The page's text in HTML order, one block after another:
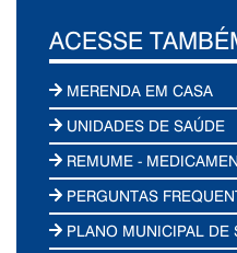
ACESSE
MERENDA EM CASA
UNIDADES DE SAÚDE
REMUME -
PERGUNTAS
PLANO MUNICIPAL DE